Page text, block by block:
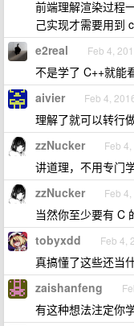
前端理解渲染过程
己实现才需要用到
e2real Feb 4,
不是学了 C++就能
aivier Feb 4,
理解了就可以转行
zzNucker Feb
讲道理，不用专门
zzNucker Feb
当然你至少要有 C
tobyxdd Feb 4,
真搞懂了这些还当
zaishanfeng
有这种想法注定你